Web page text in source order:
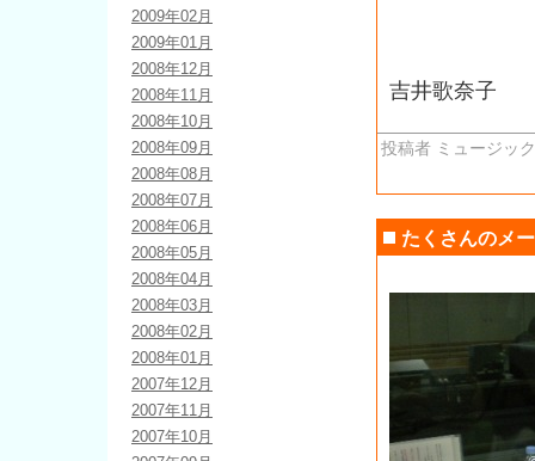
2009年02月
2009年01月
2008年12月
2008年11月
2008年10月
2008年09月
2008年08月
2008年07月
2008年06月
2008年05月
2008年04月
2008年03月
2008年02月
2008年01月
2007年12月
2007年11月
2007年10月
吉井歌奈子
投稿者 ミュージッ
たくさんのメ